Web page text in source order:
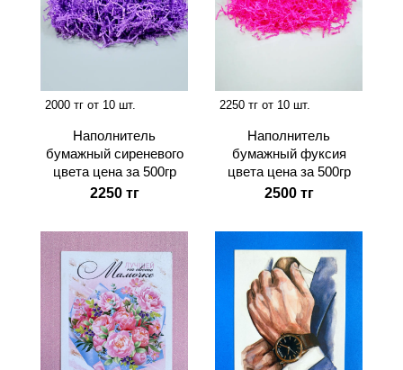
2000 тг от 10 шт.
Наполнитель
бумажный сиреневого
цвета цена за 500гр
2250 тг
2250 тг от 10 шт.
Наполнитель
бумажный фуксия
цвета цена за 500гр
2500 тг